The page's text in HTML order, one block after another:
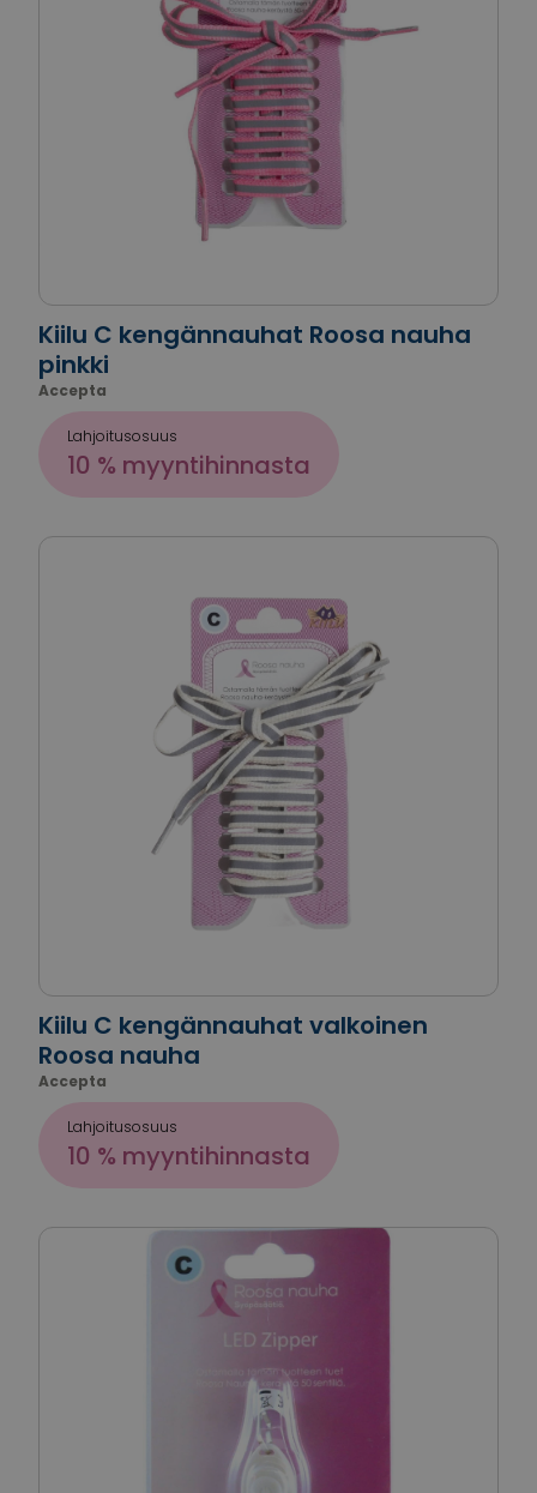
Kiilu C kengännauhat Roosa nauha
pinkki
Accepta
Lahjoitusosuus
10 % myyntihinnasta
Kiilu C kengännauhat valkoinen
Roosa nauha
Accepta
Lahjoitusosuus
10 % myyntihinnasta